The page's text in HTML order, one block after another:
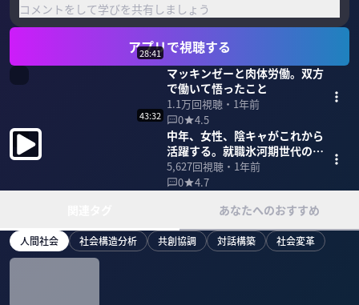
コメントをして学びを共有しましょう
アプリで視聴する
28:41
マッキンゼーと肉体労働。双方
で働いて悟ったこと
1.1万回視聴・ 1年前
0
4.5
43:32
中年、女性、陰キャがこれから
活躍する。就職氷河期世代の使
命
5,627回視聴・ 1年前
0
4.7
あなたへのおすすめ
人間社会 社会構造分析 共創協調 対話構築 社会変革